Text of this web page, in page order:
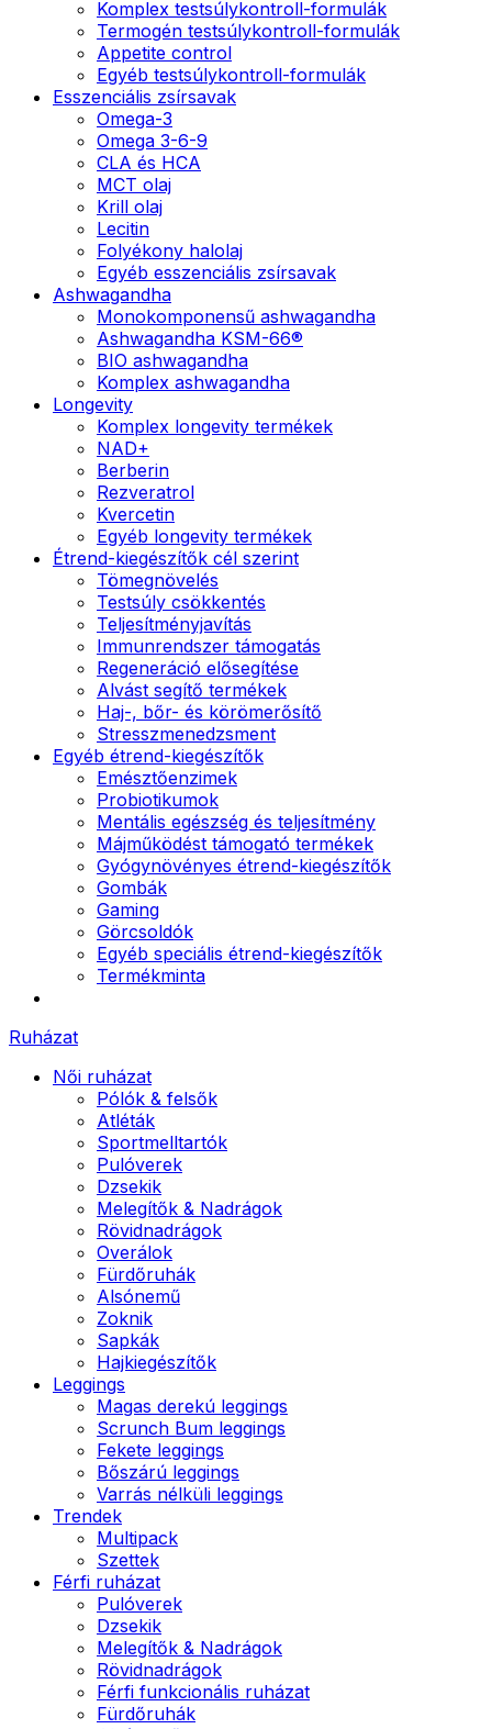
Komplex testsúlykontroll-formulák
Termogén testsúlykontroll-formulák
Appetite control
Egyéb testsúlykontroll-formulák
Esszenciális zsírsavak
Omega-3
Omega 3-6-9
CLA és HCA
MCT olaj
Krill olaj
Lecitin
Folyékony halolaj
Egyéb esszenciális zsírsavak
Ashwagandha
Monokomponensű ashwagandha
Ashwagandha KSM-66®
BIO ashwagandha
Komplex ashwagandha
Longevity
Komplex longevity termékek
NAD+
Berberin
Rezveratrol
Kvercetin
Egyéb longevity termékek
Étrend-kiegészítők cél szerint
Tömegnövelés
Testsúly csökkentés
Teljesítményjavítás
Immunrendszer támogatás
Regeneráció elősegítése
Alvást segítő termékek
Haj-, bőr- és körömerősítő
Stresszmenedzsment
Egyéb étrend-kiegészítők
Emésztőenzimek
Probiotikumok
Mentális egészség és teljesítmény
Májműködést támogató termékek
Gyógynövényes étrend-kiegészítők
Gombák
Gaming
Görcsoldók
Egyéb speciális étrend-kiegészítők
Termékminta
Ruházat
Női ruházat
Pólók & felsők
Atléták
Sportmelltartók
Pulóverek
Dzsekik
Melegítők & Nadrágok
Rövidnadrágok
Overálok
Fürdőruhák
Alsónemű
Zoknik
Sapkák
Hajkiegészítők
Leggings
Magas derekú leggings
Scrunch Bum leggings
Fekete leggings
Bőszárú leggings
Varrás nélküli leggings
Trendek
Multipack
Szettek
Férfi ruházat
Pulóverek
Dzsekik
Melegítők & Nadrágok
Rövidnadrágok
Férfi funkcionális ruházat
Fürdőruhák